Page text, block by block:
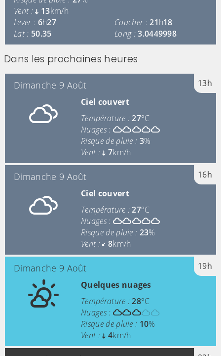
Vent : 13km/h
Lever : 6h27 Coucher :21h18
Lat : 50.35 Long :3.0449998
Dans les prochaines heures
Dimanche 9 Août
13h
Ciel couvert
Température :27°C
Nuages :
Risque de pluie : 3%
Vent : 7km/h
Dimanche 9 Août
16h
Ciel couvert
Température :27°C
Nuages :
Risque de pluie : 23%
Vent : 8km/h
Dimanche 9 Août
19h
Quelques nuages
Température :28°C
Nuages :
Risque de pluie : 10%
Vent : 4km/h